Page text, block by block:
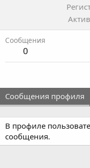
Сообщения
0
Сообщения профиля
В профиле
сообщения.